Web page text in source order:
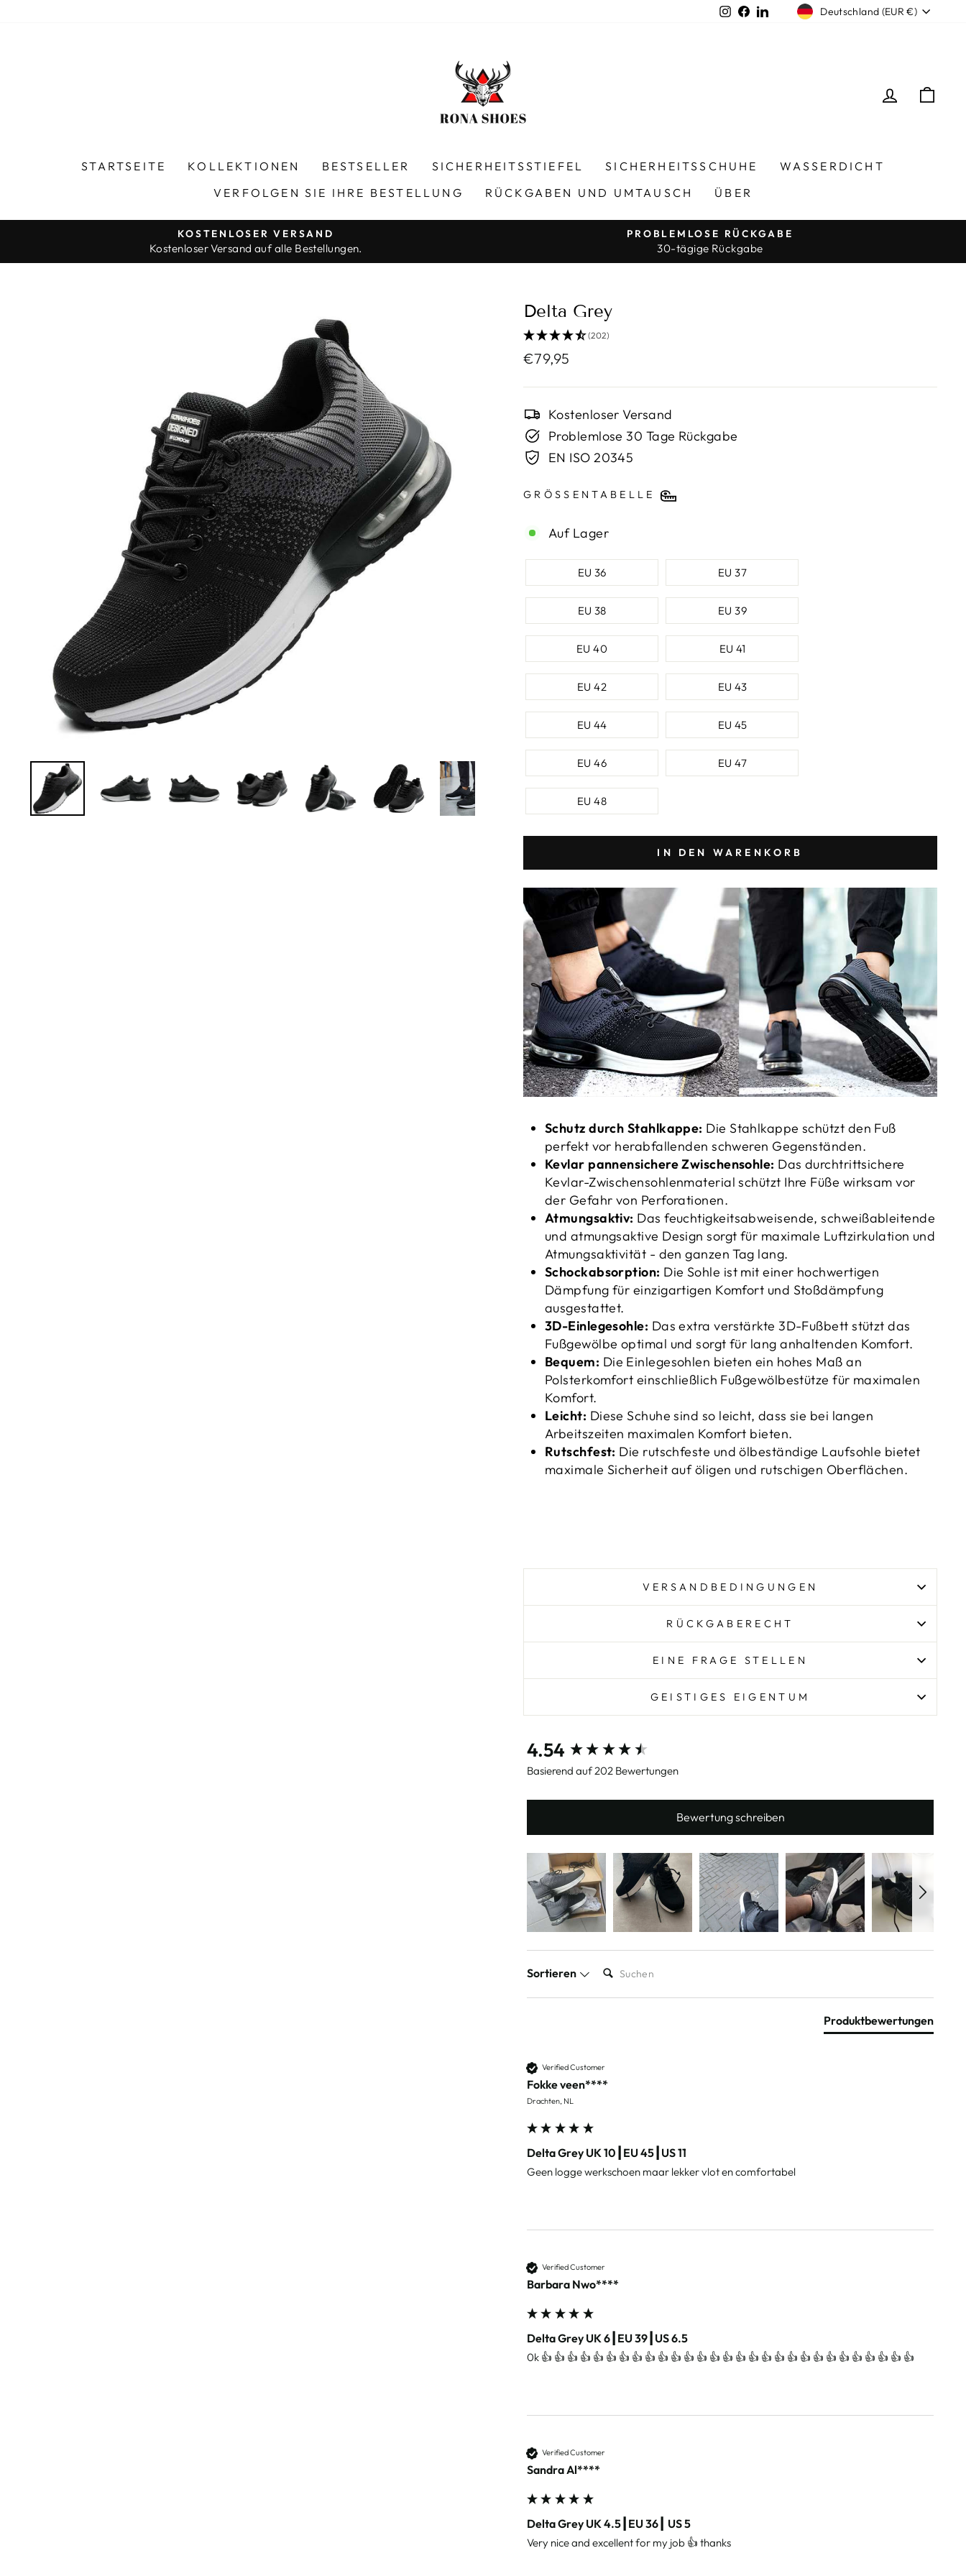
Instagram
Facebook
LinkedInWährung
Deutschland (EUR €)
STARTSEITE KOLLEKTIONEN BESTSELLER SICHERHEITSSTIEFEL SICHERHEITSSCHUHE
WASSERDICHT
VERFOLGEN SIE IHRE BESTELLUNG
RÜCKGABEN UND UMTAUSCH ÜBER
KOSTENLOSER VERSAND
Kostenloser Versand auf alle Bestellungen.
PROBLEMLOSE RÜCKGABE
30-tägige Rückgabe
Delta Grey
(202)
Normaler
€79,95
Kostenloser Versand
Problemlose 30 Tage Rückgabe
EN ISO 20345
GRÖSSENTABELLE
Auf Lager
SCHUHGRÖSSE
EU 36 EU 37
EU 38 EU 39
EU 40 EU 41
EU 42 EU 43
EU 44 EU 45
EU 46 EU 47
EU 48
IN DEN WARENKORB
Schutz durch Stahlkappe: Die Stahlkappe schützt den Fuß
perfekt vor herabfallenden schweren Gegenständen.
Kevlar pannensichere Zwischensohle: Das durchtrittsichere
Kevlar-Zwischensohlenmaterial schützt Ihre Füße wirksam vor
der Gefahr von Perforationen.
Atmungsaktiv: Das feuchtigkeitsabweisende, schweißableitende
und atmungsaktive Design sorgt für maximale Luftzirkulation und
Atmungsaktivität - den ganzen Tag lang.
Schockabsorption: Die Sohle ist mit einer hochwertigen
Dämpfung für einzigartigen Komfort und Stoßdämpfung
ausgestattet.
3D-Einlegesohle: Das extra verstärkte 3D-Fußbett stützt das
Fußgewölbe optimal und sorgt für lang anhaltenden Komfort.
Bequem: Die Einlegesohlen bieten ein hohes Maß an
Polsterkomfort einschließlich Fußgewölbestütze für maximalen
Komfort.
Leicht: Diese Schuhe sind so leicht, dass sie bei langen
Arbeitszeiten maximalen Komfort bieten.
Rutschfest: Die rutschfeste und ölbeständige Laufsohle bietet
maximale Sicherheit auf öligen und rutschigen Oberflächen.
VERSANDBEDINGUNGEN
RÜCKGABERECHT
EINE FRAGE STELLEN
GEISTIGES EIGENTUM
4.54
Basierend auf 202 Bewertungen
Bewertung schreiben
Sortieren
Produktbewertungen
Verified Customer
Fokke veen****
Drachten, NL
Delta Grey UK 10┃EU 45┃US 11
Geen logge werkschoen maar lekker vlot en comfortabel
Verified Customer
Barbara Nwo****
Delta Grey UK 6┃EU 39┃US 6.5
0k 👍 👍 👍 👍 👍 👍 👍 👍 👍 👍 👍 👍 👍 👍 👍 👍 👍 👍 👍 👍 👍 👍 👍 👍 👍 👍 👍 👍 👍
Verified Customer
Sandra Al****
Delta Grey UK 4.5┃EU 36┃ US 5
Very nice and excellent for my job 👍 thanks
New content loaded